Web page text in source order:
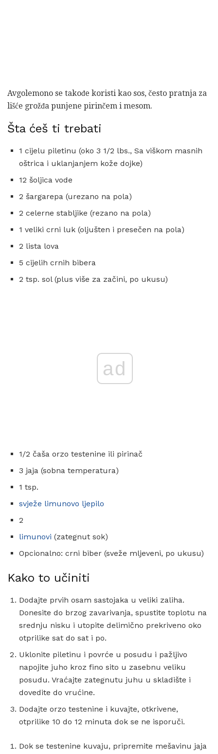
Avgolemono se takođe koristi kao sos, često pratnja za
lišće grožđa punjene pirinčem i mesom.
Šta ćeš ti trebati
1 cijelu piletinu (oko 3 1/2 lbs., Sa viškom masnih
oštrica i uklanjanjem kože dojke)
12 šoljica vode
2 šargarepa (urezano na pola)
2 celerne stabljike (rezano na pola)
1 veliki crni luk (oljušten i presečen na pola)
2 lista lova
5 cijelih crnih bibera
2 tsp. sol (plus više za začini, po ukusu)
ad
1/2 čaša orzo testenine ili pirinač
3 jaja (sobna temperatura)
1 tsp.
svježe limunovo ljepilo
2
limunovi (zategnut sok)
Opcionalno: crni biber (sveže mljeveni, po ukusu)
Kako to učiniti
Dodajte prvih osam sastojaka u veliki zaliha.
Donesite do brzog zavarivanja, spustite toplotu na
srednju nisku i utopite delimično prekriveno oko
otprilike sat do sat i po.
Uklonite piletinu i povrće u posudu i pažljivo
napojite juho kroz fino sito u zasebnu veliku
posudu. Vraćajte zategnutu juhu u skladište i
dovedite do vrućine.
Dodajte orzo testenine i kuvajte, otkrivene,
otprilike 10 do 12 minuta dok se ne isporuči.
Dok se testenine kuvaju, pripremite mešavinu jaja